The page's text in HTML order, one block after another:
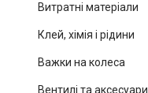
Витратні матеріали
Клей, хімія і рідини
Важки на колеса
Вентилі та аксесуари